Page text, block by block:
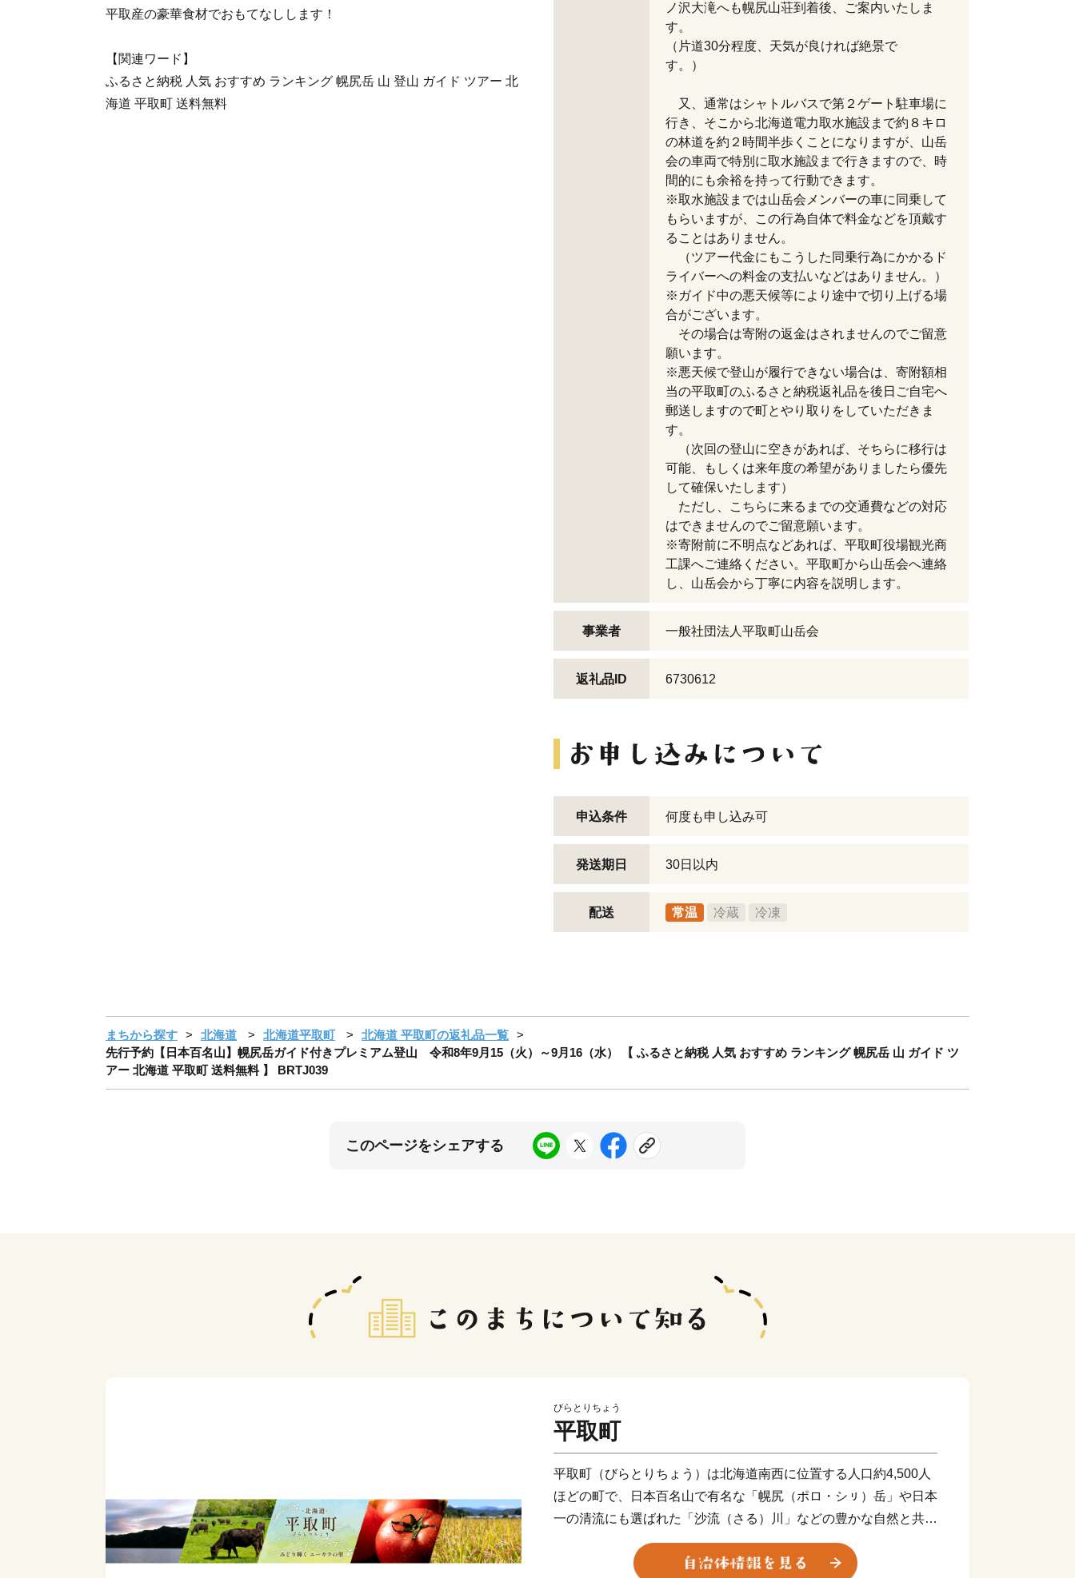
平取産の豪華食材でおもてなしします！
【関連ワード】
ふるさと納税 人気 おすすめ ランキング 幌尻岳 山 登山 ガイド ツアー 北
海道 平取町 送料無料
ノ沢大滝へも幌尻山荘到着後、ご案内いたしま
す。
（片道30分程度、天気が良ければ絶景で
す。）
又、通常はシャトルバスで第２ゲート駐車場に
行き、そこから北海道電力取水施設まで約８キロ
の林道を約２時間半歩くことになりますが、山岳
会の車両で特別に取水施設まで行きますので、時
間的にも余裕を持って行動できます。
※取水施設までは山岳会メンバーの車に同乗して
もらいますが、この行為自体で料金などを頂戴す
ることはありません。
（ツアー代金にもこうした同乗行為にかかるド
ライバーへの料金の支払いなどはありません。）
※ガイド中の悪天候等により途中で切り上げる場
合がございます。
その場合は寄附の返金はされませんのでご留意
願います。
※悪天候で登山が履行できない場合は、寄附額相
当の平取町のふるさと納税返礼品を後日ご自宅へ
郵送しますので町とやり取りをしていただきま
す。
（次回の登山に空きがあれば、そちらに移行は
可能、もしくは来年度の希望がありましたら優先
して確保いたします）
ただし、こちらに来るまでの交通費などの対応
はできませんのでご留意願います。
※寄附前に不明点などあれば、平取町役場観光商
工課へご連絡ください。平取町から山岳会へ連絡
し、山岳会から丁寧に内容を説明します。
事業者 一般社団法人平取町山岳会
返礼品ID 6730612
申込条件 何度も申し込み可
発送期日 30日以内
配送 常温 冷蔵 冷凍
まちから探す 北海道 北海道平取町
北海道 平取町の返礼品一覧
先行予約【日本百名山】幌尻岳ガイド付きプレミアム登山 令和8年9月15（火）～9月16（水） 【 ふるさと納税 人気 おすすめ ランキング 幌尻岳 山 ガイド ツ
アー 北海道 平取町 送料無料 】 BRTJ039
このページをシェアする
びらとりちょう
平取町
平取町（びらとりちょう）は北海道南西に位置する人口約4,500人
ほどの町で、日本百名山で有名な「幌尻（ポロ・シㇼ）岳」や日本
一の清流にも選ばれた「沙流（さる）川」などの豊かな自然と共に
アイス文化が色濃く残るまちです。